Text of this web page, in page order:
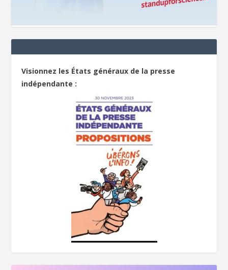
Visionnez les États généraux de la presse
indépendante :